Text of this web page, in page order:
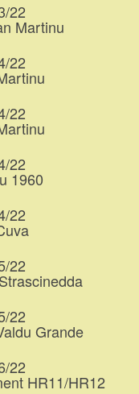
22
Martinu
22
22
22
1960
22
22
22
Grande
22
HR11/HR12